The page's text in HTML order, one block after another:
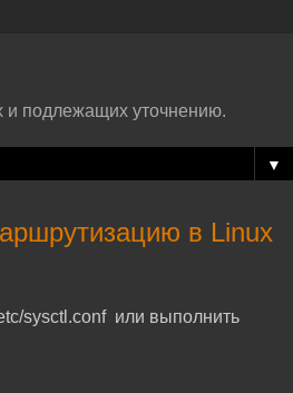
и подлежащих уточнению.
▼
в Linux
sysctl.conf или выполнить